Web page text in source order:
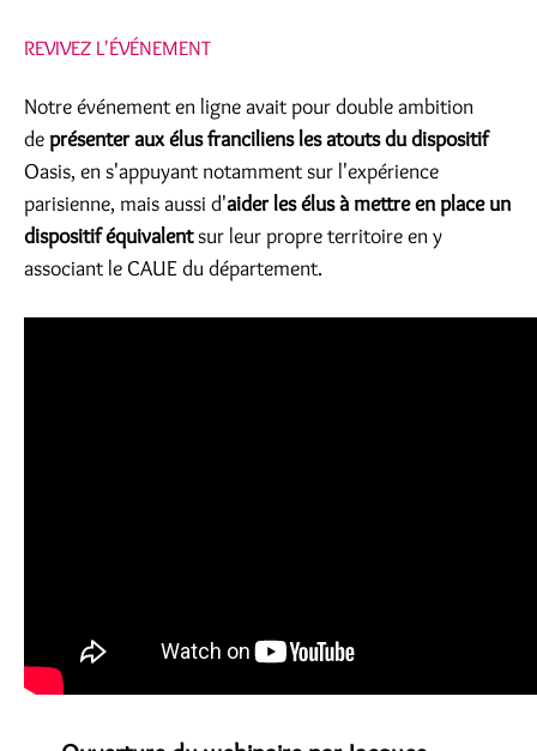
REVIVEZ L'ÉVÉNEMENT
Notre événement en ligne avait pour double ambition
de présenter aux élus franciliens les atouts du dispositif
Oasis, en s'appuyant notamment sur l'expérience
parisienne, mais aussi d'aider les élus à mettre en place un
dispositif équivalentsur leur propre territoire en y
associant le CAUE du département.